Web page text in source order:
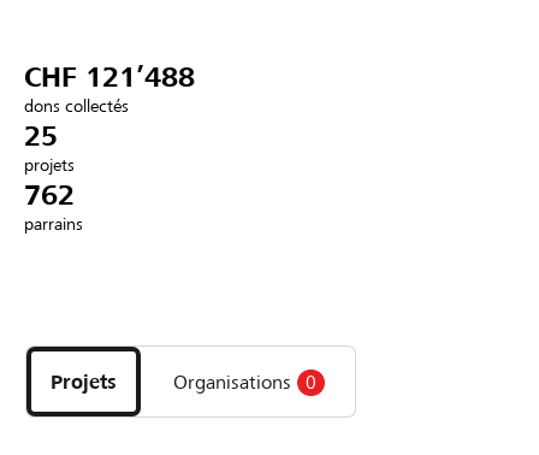
Se connecter
DE FR IT
CHF 121’488
dons collectés
25
projets
762
parrains
les
projets
et
Projets Organisations 0